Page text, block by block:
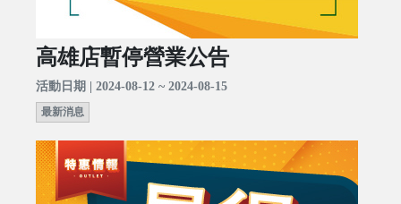
高雄店暫停營業公告
活動日期 | 2024-08-12 ~ 2024-08-15
最新消息